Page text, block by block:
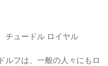
チュードル ロイヤル
ルフは、一般の人々にもロ